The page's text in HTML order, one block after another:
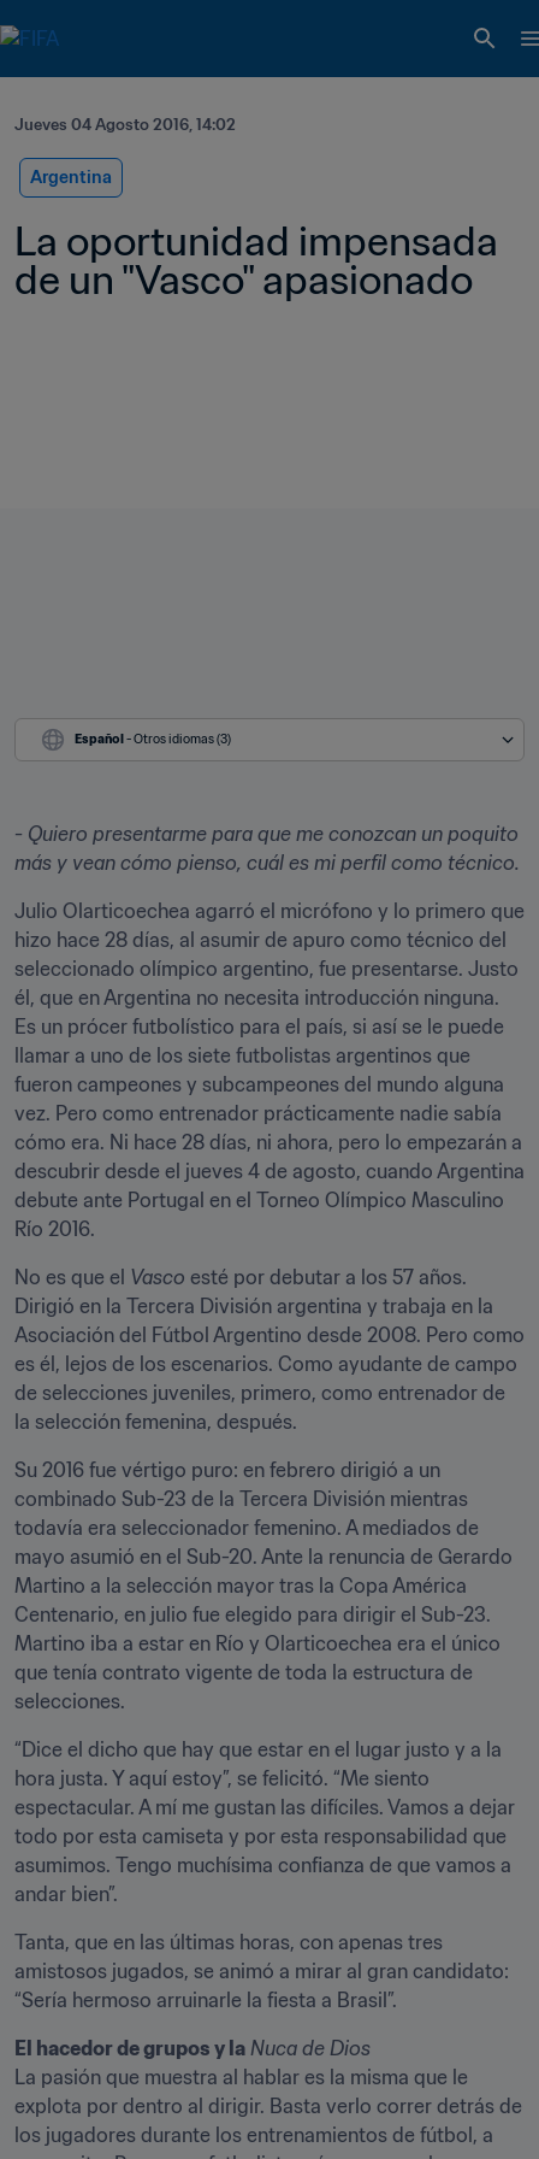
Jueves 04 Agosto 2016, 14:02
Argentina
La oportunidad impensada
de un "Vasco" apasionado
Español - Otros idiomas (3)
- Quiero presentarme para que me conozcan un poquito
más y vean cómo pienso, cuál es mi perfil como técnico.
Julio Olarticoechea agarró el micrófono y lo primero que
hizo hace 28 días, al asumir de apuro como técnico del
seleccionado olímpico argentino, fue presentarse. Justo
él, que en Argentina no necesita introducción ninguna.
Es un prócer futbolístico para el país, si así se le puede
llamar a uno de los siete futbolistas argentinos que
fueron campeones y subcampeones del mundo alguna
vez. Pero como entrenador prácticamente nadie sabía
cómo era. Ni hace 28 días, ni ahora, pero lo empezarán a
descubrir desde el jueves 4 de agosto, cuando Argentina
debute ante Portugal en el Torneo Olímpico Masculino
Río 2016.
No es que el Vasco esté por debutar a los 57 años.
Dirigió en la Tercera División argentina y trabaja en la
Asociación del Fútbol Argentino desde 2008. Pero como
es él, lejos de los escenarios. Como ayudante de campo
de selecciones juveniles, primero, como entrenador de
la selección femenina, después.
Su 2016 fue vértigo puro: en febrero dirigió a un
combinado Sub-23 de la Tercera División mientras
todavía era seleccionador femenino. A mediados de
mayo asumió en el Sub-20. Ante la renuncia de Gerardo
Martino a la selección mayor tras la Copa América
Centenario, en julio fue elegido para dirigir el Sub-23.
Martino iba a estar en Río y Olarticoechea era el único
que tenía contrato vigente de toda la estructura de
selecciones.
“Dice el dicho que hay que estar en el lugar justo y a la
hora justa. Y aquí estoy”, se felicitó. “Me siento
espectacular. A mí me gustan las difíciles. Vamos a dejar
todo por esta camiseta y por esta responsabilidad que
asumimos. Tengo muchísima confianza de que vamos a
andar bien”.
Tanta, que en las últimas horas, con apenas tres
amistosos jugados, se animó a mirar al gran candidato:
“Sería hermoso arruinarle la fiesta a Brasil”.
El hacedor de grupos y la Nuca de Dios
La pasión que muestra al hablar es la misma que le
explota por dentro al dirigir. Basta verlo correr detrás de
los jugadores durante los entrenamientos de fútbol, a